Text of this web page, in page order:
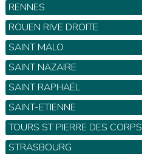
RENNES
ROUEN RIVE DROITE
SAINT MALO
SAINT NAZAIRE
SAINT RAPHAËL
SAINT-ETIENNE
TOURS ST PIERRE DES CORPS
STRASBOURG